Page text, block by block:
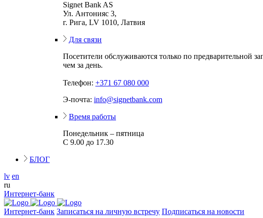
Signet Bank AS
Ул. Антонияс 3,
г. Рига, LV 1010, Латвия
Для связи
Посетители обслуживаются только по предварительной
чем за день.
Телефон: +371 67 080 000
Э-почта: info@signetbank.com
Время работы
Понедельник – пятница
С 9.00 до 17.30
БЛОГ
lv en
ru
Интернет-банк
Интернет-банк Записаться на личную встречу Подписаться на новости